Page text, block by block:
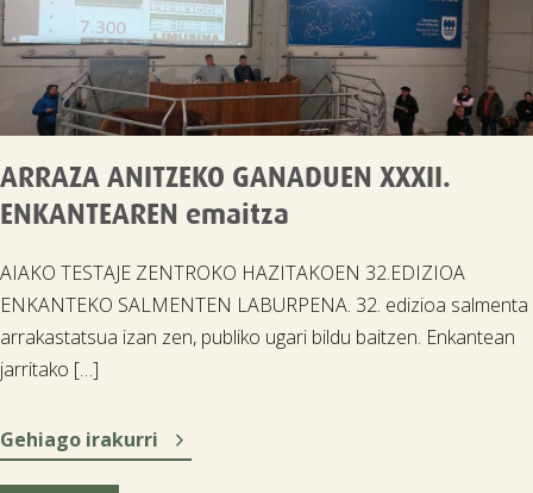
ARRAZA ANITZEKO GANADUEN XXXII.
ENKANTEAREN emaitza
AIAKO TESTAJE ZENTROKO HAZITAKOEN 32.EDIZIOA
ENKANTEKO SALMENTEN LABURPENA. 32. edizioa salmenta
arrakastatsua izan zen, publiko ugari bildu baitzen. Enkantean
jarritako […]
Gehiago irakurri 